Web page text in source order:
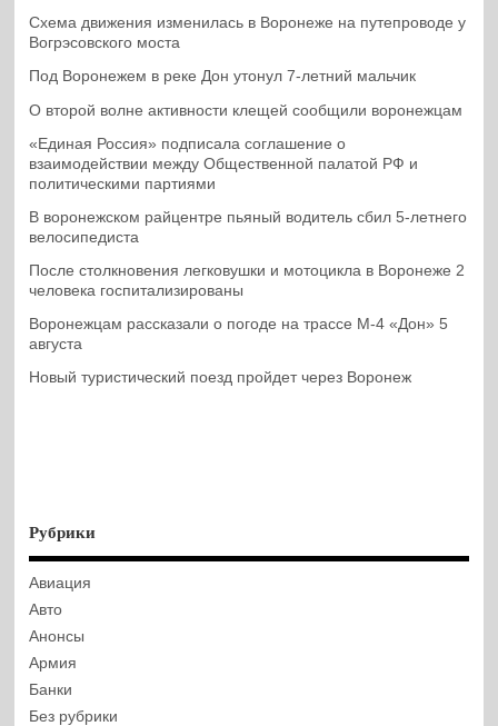
Схема движения изменилась в Воронеже на путепроводе у
Вогрэсовского моста
Под Воронежем в реке Дон утонул 7-летний мальчик
О второй волне активности клещей сообщили воронежцам
«Единая Россия» подписала соглашение о
взаимодействии между Общественной палатой РФ и
политическими партиями
В воронежском райцентре пьяный водитель сбил 5-летнего
велосипедиста
После столкновения легковушки и мотоцикла в Воронеже 2
человека госпитализированы
Воронежцам рассказали о погоде на трассе М-4 «Дон» 5
августа
Новый туристический поезд пройдет через Воронеж
Рубрики
Авиация
Авто
Анонсы
Армия
Банки
Без рубрики